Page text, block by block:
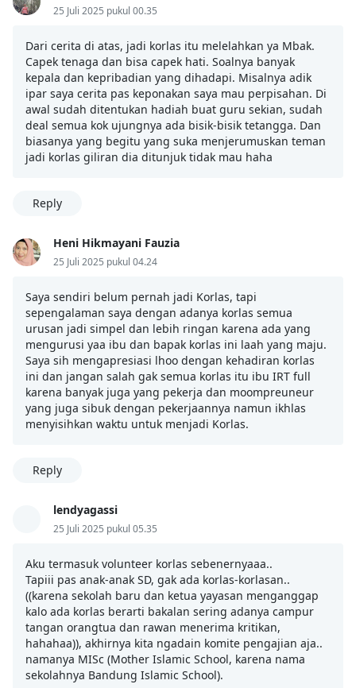
25 Juli 2025 pukul 00.35
Dari cerita di atas, jadi korlas itu melelahkan ya Mbak.
Capek tenaga dan bisa capek hati. Soalnya banyak
kepala dan kepribadian yang dihadapi. Misalnya adik
ipar saya cerita pas keponakan saya mau perpisahan. Di
awal sudah ditentukan hadiah buat guru sekian, sudah
deal semua kok ujungnya ada bisik-bisik tetangga. Dan
biasanya yang begitu yang suka menjerumuskan teman
jadi korlas giliran dia ditunjuk tidak mau haha
Reply
Heni Hikmayani Fauzia
25 Juli 2025 pukul 04.24
Saya sendiri belum pernah jadi Korlas, tapi
sepengalaman saya dengan adanya korlas semua
urusan jadi simpel dan lebih ringan karena ada yang
mengurusi yaa ibu dan bapak korlas ini laah yang maju.
Saya sih mengapresiasi lhoo dengan kehadiran korlas
ini dan jangan salah gak semua korlas itu ibu IRT full
karena banyak juga yang pekerja dan moompreuneur
yang juga sibuk dengan pekerjaannya namun ikhlas
menyisihkan waktu untuk menjadi Korlas.
Reply
lendyagassi
25 Juli 2025 pukul 05.35
Aku termasuk volunteer korlas sebenernyaaa..
Tapiii pas anak-anak SD, gak ada korlas-korlasan..
((karena sekolah baru dan ketua yayasan menganggap
kalo ada korlas berarti bakalan sering adanya campur
tangan orangtua dan rawan menerima kritikan,
hahahaa)), akhirnya kita ngadain komite pengajian aja..
namanya MISc (Mother Islamic School, karena nama
sekolahnya Bandung Islamic School).